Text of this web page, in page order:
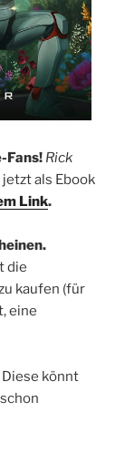
Fans! Rick
jetzt als Ebook
Link.
die
kaufen (für
eine
Diese könnt
schon